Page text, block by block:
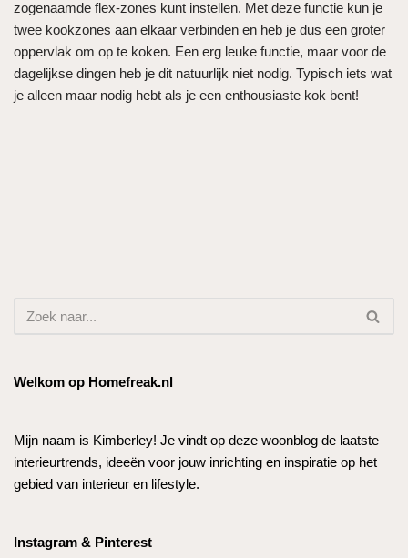
zogenaamde flex-zones kunt instellen. Met deze functie kun je
twee kookzones aan elkaar verbinden en heb je dus een groter
oppervlak om op te koken. Een erg leuke functie, maar voor de
dagelijkse dingen heb je dit natuurlijk niet nodig. Typisch iets wat
je alleen maar nodig hebt als je een enthousiaste kok bent!
Welkom op Homefreak.nl
Mijn naam is Kimberley! Je vindt op deze woonblog de laatste
interieurtrends, ideeën voor jouw inrichting en inspiratie op het
gebied van interieur en lifestyle.
Instagram & Pinterest